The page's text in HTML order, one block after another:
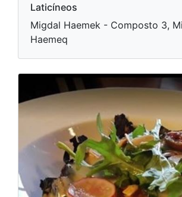
Laticíneos
Migdal Haemek - Composto 3,
Haemeq